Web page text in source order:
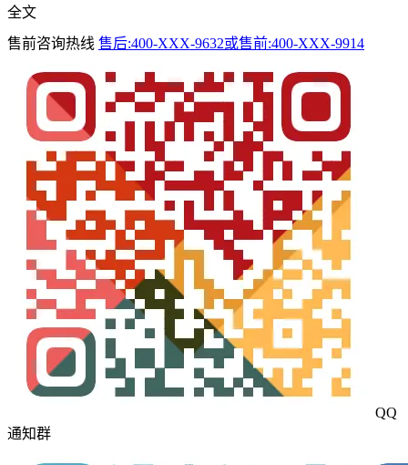
全文
售前咨询热线 售后:400-XXX-9632或售前:400-XXX-9914
QQ
通知群